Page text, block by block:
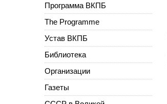
Программа ВКПБ
The Programme
Устав ВКПБ
Библиотека
Организации
Газеты